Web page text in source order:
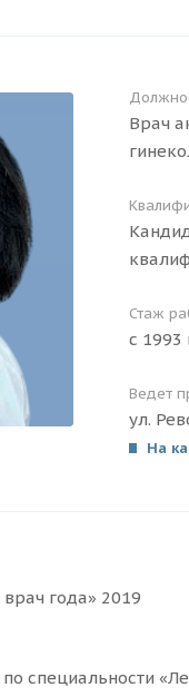
Врач
Стаж
с 1993
Ведет
ул.
На
года» 2019
специальности